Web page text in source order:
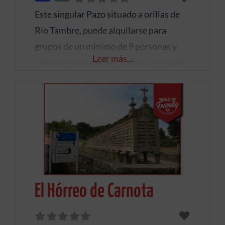
Este singular Pazo situado a orillas de
Río Tambre, puede alquilarse para
grupos de un mínimo de 9 personas y
estancia mínima de 4 noches, o a través
ofrecen para conocer Galicia en Moto
durante una semana, con rutas guiadas
o auto-guiadas circulares de 5 días, en
las que descubrir las zonas más
auténticas de
Leer más...
El Hórreo de Carnota